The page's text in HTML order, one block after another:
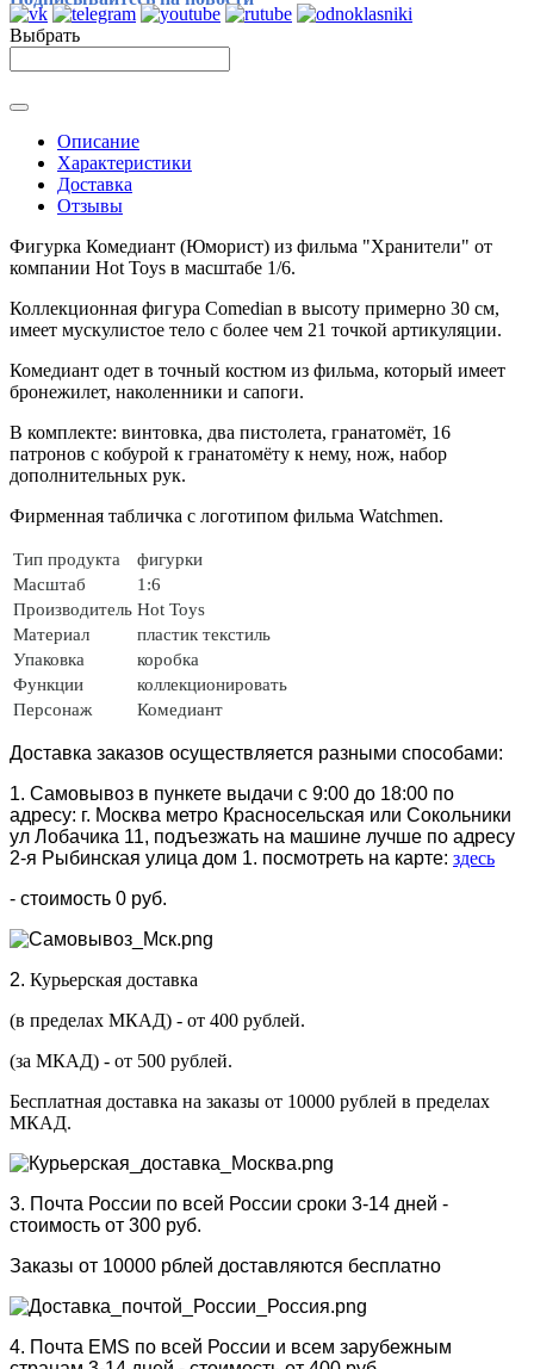
Выбрать
Описание
Характеристики
Доставка
Отзывы
Фигурка Комедиант (Юморист) из фильма "Хранители" от
компании Hot Toys в масштабе 1/6.
Коллекционная фигура Comedian в высоту примерно 30 см,
имеет мускулистое тело с более чем 21 точкой артикуляции.
Комедиант одет в точный костюм из фильма, который имеет
бронежилет, наколенники и сапоги.
В комплекте: винтовка, два пистолета, гранатомёт, 16
патронов с кобурой к гранатомёту к нему, нож, набор
дополнительных рук.
Фирменная табличка с логотипом фильма Watchmen.
Тип продукта
фигурки
Масштаб
1:6
Производитель Hot Toys
Материал
пластик текстиль
Упаковка
коробка
Функции
коллекционировать
Персонаж
Комедиант
Доставка заказов осуществляется разными способами:
1. Самовывоз в пункете выдачи с 9:00 до 18:00 по
адресу: г. Москва метро Красносельская или Сокольники
ул Лобачика 11, подъезжать на машине лучше по адресу
2-я Рыбинская улица дом 1. посмотреть на карте: здесь
- стоимость 0 руб.
2. Курьерская доставка
(в пределах МКАД) - от 400 рублей.
(за МКАД) - от 500 рублей.
Бесплатная доставка на заказы от 10000 рублей в пределах
МКАД.
3. Почта России по всей России сроки 3-14 дней -
стоимость от 300 руб.
Заказы от 10000 рблей доставляются бесплатно
4. Почта EMS по всей России и всем зарубежным